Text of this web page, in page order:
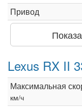
Привод
Lexus RX II
Максимальная
км/ч